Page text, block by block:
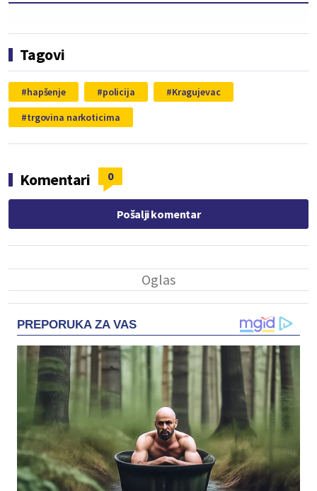
Tagovi
hapšenje policija
Kragujevac
trgovina narkoticima
Komentari 0
Pošalji komentar
PREPORUKA ZA VAS